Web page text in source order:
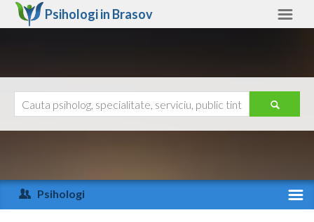
Psihologi in Brasov
Arad
Arges
Ajutor
Psihologi